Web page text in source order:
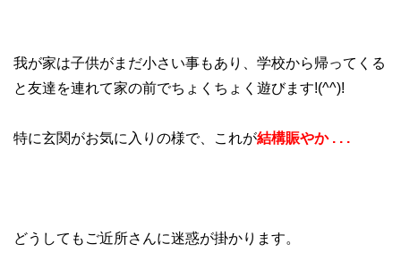
我が家は子供がまだ小さい事もあり、学校から帰ってくる
と友達を連れて家の前でちょくちょく遊びます!(^^)!
特に玄関がお気に入りの様で、これが結構賑やか . . .
どうしてもご近所さんに迷惑が掛かります。